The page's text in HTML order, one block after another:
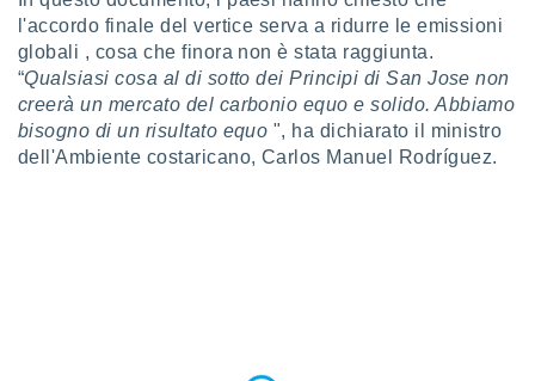
il
dei
l'accordo finale del vertice serva a ridurre le emissioni
globali , cosa che finora non è stata raggiunta.
“Qualsiasi cosa al di sotto dei Principi di San Jose non
creerà un mercato del carbonio equo e solido. Abbiamo
bisogno di un risultato equo ", ha dichiarato il ministro
dell'Ambiente costaricano, Carlos Manuel Rodríguez.